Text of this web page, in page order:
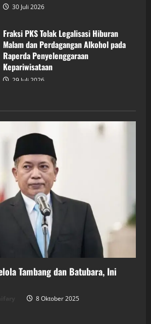
30 Juli 2026
Fraksi PKS Tolak Legalisasi Hiburan
Malam dan Perdagangan Alkohol pada
Raperda Penyelenggaraan
Kepariwisataan
29 Juli 2026
Tambang dan Batubara, Ini
8 Oktober 2025